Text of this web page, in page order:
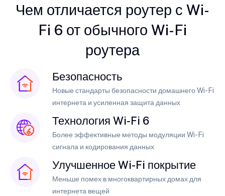
Чем отличается роутер с Wi-
Fi 6 от обычного Wi-Fi
роутера
Безопасность
Новые стандарты безопасности домашнего Wi-Fi
интернета и усиленная защита данных
Технология Wi-Fi 6
Более эффективные методы модуляции Wi-Fi
сигнала и кодирования данных
Улучшенное Wi-Fi покрытие
Меньше помех в многоквартирных домах для
интернета вещей